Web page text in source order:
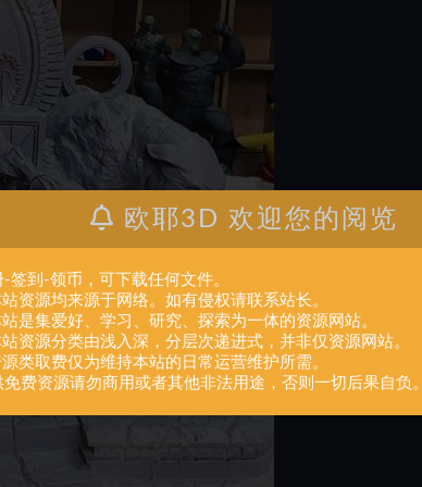
欧耶3D 欢迎您的阅览
-签到-领币，可下载任何文件。
资源均来源于网络。如有侵权请联系站长。
是集爱好、学习、研究、探索为一体的资源网站。
资源分类由浅入深，分层次递进式，并非仅资源网站。
类取费仅为维持本站的日常运营维护所需。
免费资源请勿商用或者其他非法用途，否则一切后果自负。